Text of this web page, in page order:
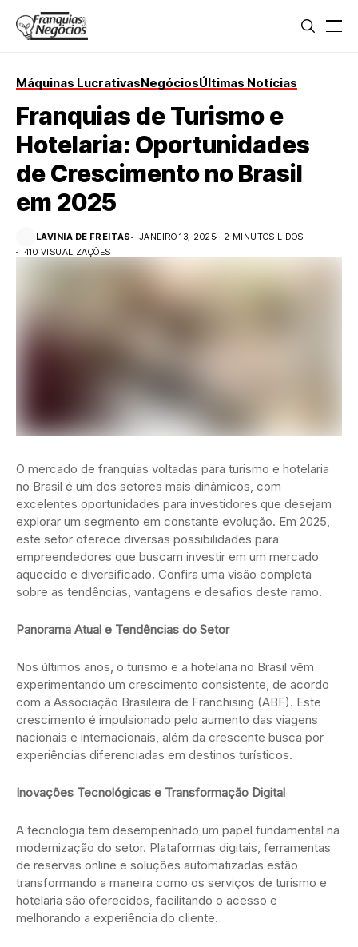
Máquinas LucrativasNegóciosÚltimas Notícias
Franquias de Turismo e
Hotelaria: Oportunidades
de Crescimento no Brasil
em 2025
LAVINIA DE FREITAS JANEIRO 13, 2025
2 MINUTOS LIDOS
410 VISUALIZAÇÕES
O mercado de franquias voltadas para turismo e hotelaria
no Brasil é um dos setores mais dinâmicos, com
excelentes oportunidades para investidores que desejam
explorar um segmento em constante evolução. Em 2025,
este setor oferece diversas possibilidades para
empreendedores que buscam investir em um mercado
aquecido e diversificado. Confira uma visão completa
sobre as tendências, vantagens e desafios deste ramo.
Panorama Atual e Tendências do Setor
Nos últimos anos, o turismo e a hotelaria no Brasil vêm
experimentando um crescimento consistente, de acordo
com a Associação Brasileira de Franchising (ABF). Este
crescimento é impulsionado pelo aumento das viagens
nacionais e internacionais, além da crescente busca por
experiências diferenciadas em destinos turísticos.
Inovações Tecnológicas e Transformação Digital
A tecnologia tem desempenhado um papel fundamental na
modernização do setor. Plataformas digitais, ferramentas
de reservas online e soluções automatizadas estão
transformando a maneira como os serviços de turismo e
hotelaria são oferecidos, facilitando o acesso e
melhorando a experiência do cliente.